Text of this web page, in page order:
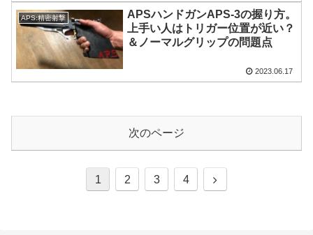
APS:精密射撃
APSハンドガンAPS-3の握り方。
上手い人はトリガー位置が近い？
＆ノーマルグリップの問題点
2023.06.17
次のページ
1 2 3 4
次